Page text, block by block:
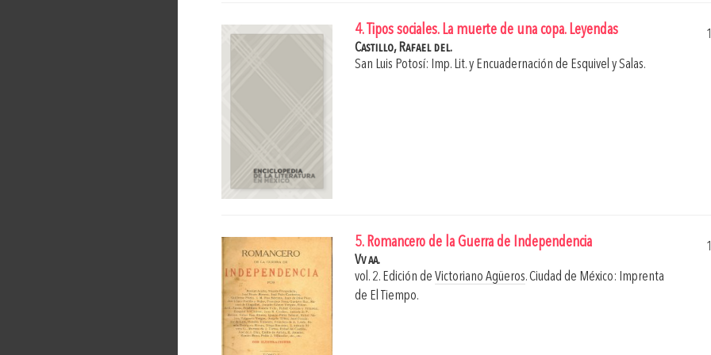
4. Tipos sociales. La muerte de una copa. Leyendas
Castillo, Rafael del.
San Luis Potosí: Imp. Lit. y Encuadernación de Esquivel y Salas.
5. Romancero de la Guerra de Independencia
Vv aa.
vol. 2. Edición deVictoriano Agüeros.Ciudad de México: Imprenta
de El Tiempo.